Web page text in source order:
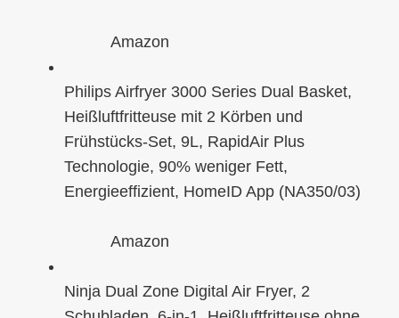
Amazon
Philips Airfryer 3000 Series Dual Basket,
Heißluftfritteuse mit 2 Körben und
Frühstücks-Set, 9L, RapidAir Plus
Technologie, 90% weniger Fett,
Energieeffizient, HomeID App (NA350/03)
Amazon
Ninja Dual Zone Digital Air Fryer, 2